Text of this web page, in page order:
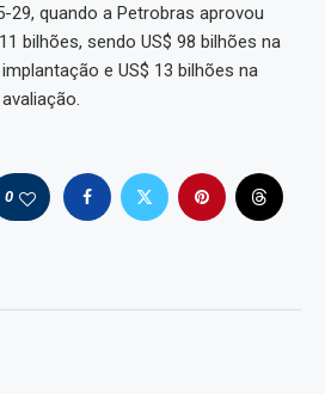
29, quando a Petrobras aprovou
bilhões, sendo US$ 98 bilhões na
e US$ 13 bilhões na
0